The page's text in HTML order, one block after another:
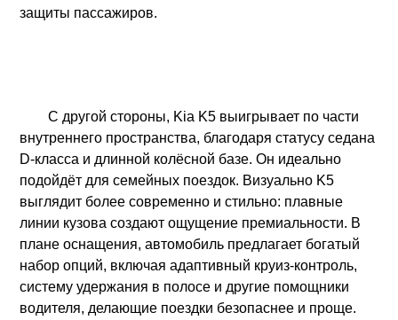
защиты пассажиров.
С другой стороны, Kia K5 выигрывает по части
внутреннего пространства, благодаря статусу седана
D-класса и длинной колёсной базе. Он идеально
подойдёт для семейных поездок. Визуально K5
выглядит более современно и стильно: плавные
линии кузова создают ощущение премиальности. В
плане оснащения, автомобиль предлагает богатый
набор опций, включая адаптивный круиз-контроль,
систему удержания в полосе и другие помощники
водителя, делающие поездки безопаснее и проще.